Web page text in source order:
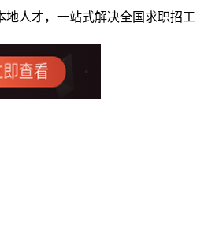
人才，一站式解决全国求职招工